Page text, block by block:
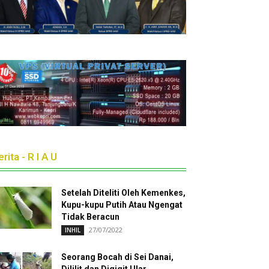
- R I A U
Setelah Diteliti Oleh Kemenkes,
Kupu-kupu Putih Atau Ngengat
Tidak Beracun
INHIL 27/07/2022
Seorang Bocah di Sei Danai,